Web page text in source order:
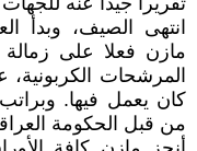
انتهى الصيف، وبدأ
مازن فعلا على
المرشحات
كان يعمل فيها.
من قبل الحكومة